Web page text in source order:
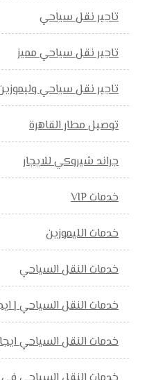
تاجير نقل سياحي
تاجير نقل سياحي مميز
تاجير نقل سياحي
توصيل مطار القاهرة
جراند شيروكي للايجار
خدمات VIP
خدمات الليموزين
خدمات النقل السياحي
خدمات النقل السياحي |
خدمات النقل السياحي